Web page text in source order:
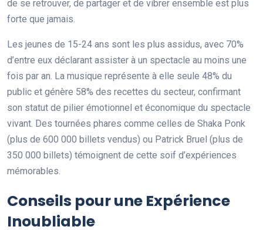
de se retrouver, de partager et de vibrer ensemble est plus
forte que jamais.
Les jeunes de 15-24 ans sont les plus assidus, avec 70%
d’entre eux déclarant assister à un spectacle au moins une
fois par an. La musique représente à elle seule 48% du
public et génère 58% des recettes du secteur, confirmant
son statut de pilier émotionnel et économique du spectacle
vivant. Des tournées phares comme celles de Shaka Ponk
(plus de 600 000 billets vendus) ou Patrick Bruel (plus de
350 000 billets) témoignent de cette soif d’expériences
mémorables.
Conseils pour une Expérience
Inoubliable